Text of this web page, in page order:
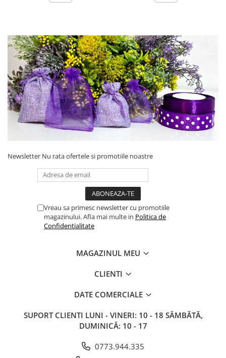
Newsletter Nu rata ofertele si promotiile noastre
Vreau sa primesc newsletter cu promotiile
magazinului. Afla mai multe in Politica de
Confidentialitate
MAGAZINUL MEU
CLIENTI
DATE COMERCIALE
SUPORT CLIENTI LUNI - VINERI: 10 - 18 SÂMBĂTĂ,
DUMINICĂ: 10 - 17
0773.944.335